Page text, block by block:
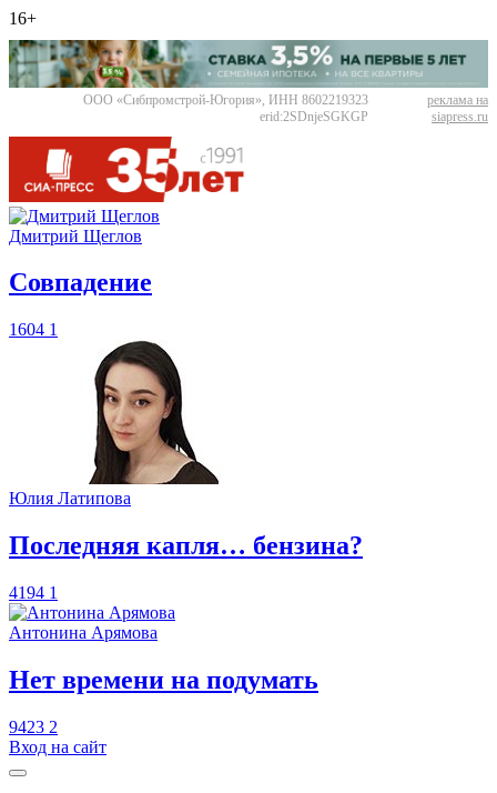
16+
ООО «Сибпромстрой-Югория», ИНН 8602219323
erid:2SDnjeSGKGP
реклама на
siapress.ru
Дмитрий Щеглов
​Совпадение
1604 1
Юлия Латипова
​Последняя капля… бензина?
4194 1
Антонина Арямова
​Нет времени на подумать
9423 2
Вход на сайт